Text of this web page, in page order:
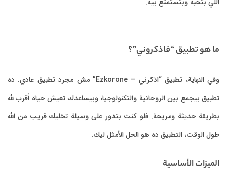
ما هو تطبيق “فاذكروني”؟
وفي النهاية، تطبيق “اذكرني – Ezkorone” مش مجرد تطبيق عادي. ده
تطبيق بيجمع بين الروحانية والتكنولوجيا، وبيساعدك تعيش حياة أقرب لله
بطريقة حديثة ومريحة. فلو كنت بتدور على وسيلة تخليك قريب من الله
طول الوقت، التطبيق ده هو الحل الأمثل ليك.
الميزات الأساسية